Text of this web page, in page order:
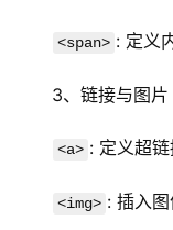
<span> : 定义
3、链接与图片
<a> : 定义超
<img> : 插入